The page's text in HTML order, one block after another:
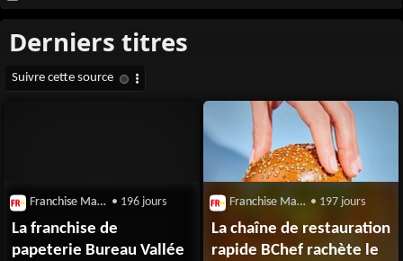
Franchise Magazine • 196 jours
La franchise de
papeterie Bureau Vallée
Franchise Magazine • 197 jours
La chaîne de restauration
rapide BChef rachète le